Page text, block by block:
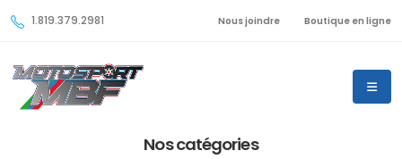
1.819.379.2981 Nous joindre Boutique en ligne
Nos catégories